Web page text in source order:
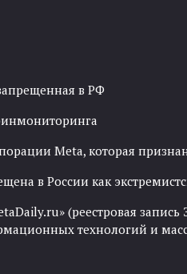
в РФ
Meta, которая
в России как
(реестровая
технологий и